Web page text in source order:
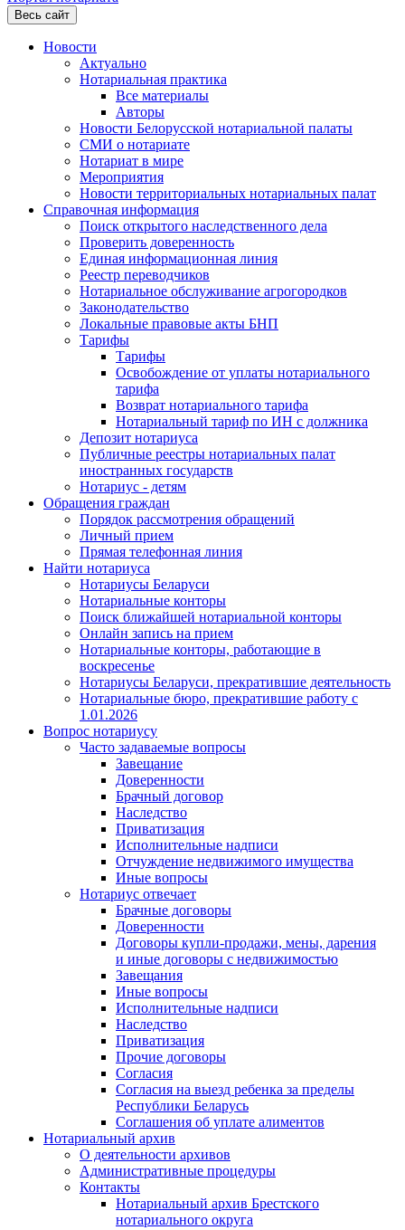
Весь сайт
Новости
Актуально
Нотариальная практика
Все материалы
Авторы
Новости Белорусской нотариальной палаты
СМИ о нотариате
Нотариат в мире
Мероприятия
Новости территориальных нотариальных палат
Справочная информация
Поиск открытого наследственного дела
Проверить доверенность
Единая информационная линия
Реестр переводчиков
Нотариальное обслуживание агрогородков
Законодательство
Локальные правовые акты БНП
Тарифы
Тарифы
Освобождение от уплаты нотариального
тарифа
Возврат нотариального тарифа
Нотариальный тариф по ИН с должника
Депозит нотариуса
Публичные реестры нотариальных палат
иностранных государств
Нотариус - детям
Обращения граждан
Порядок рассмотрения обращений
Личный прием
Прямая телефонная линия
Найти нотариуса
Нотариусы Беларуси
Нотариальные конторы
Поиск ближайшей нотариальной конторы
Онлайн запись на прием
Нотариальные конторы, работающие в
воскресенье
Нотариусы Беларуси, прекратившие деятельность
Нотариальные бюро, прекратившие работу с
1.01.2026
Вопрос нотариусу
Часто задаваемые вопросы
Завещание
Доверенности
Брачный договор
Наследство
Приватизация
Исполнительные надписи
Отчуждение недвижимого имущества
Иные вопросы
Нотариус отвечает
Брачные договоры
Доверенности
Договоры купли-продажи, мены, дарения
и иные договоры с недвижимостью
Завещания
Иные вопросы
Исполнительные надписи
Наследство
Приватизация
Прочие договоры
Согласия
Согласия на выезд ребенка за пределы
Республики Беларусь
Соглашения об уплате алиментов
Нотариальный архив
О деятельности архивов
Административные процедуры
Контакты
Нотариальный архив Брестского
нотариального округа